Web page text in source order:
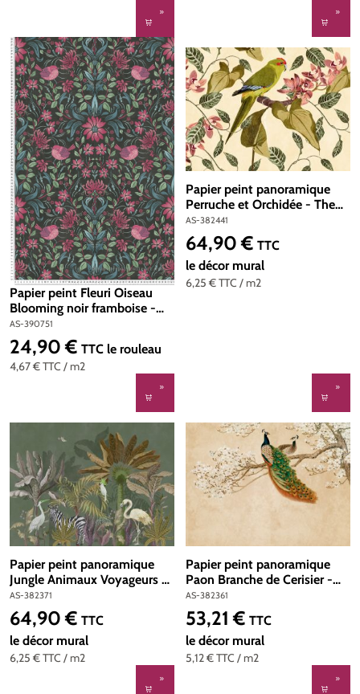
Papier peint Fleuri Oiseau
Blooming noir framboise -
Maison Charme d'A.S.
Création | Réf. AS-390751
AS-390751
4,67 €TTC / m2
Prix régulier :
24,90 € TTC le rouleau
Papier peint panoramique
Perruche et Orchidée - The
Wall d'A.S. Création | Réf. AS-
382441
AS-382441
6,25 €TTC / m2
Prix régulier :
64,90 € TTC
le décor mural
Papier peint panoramique
Jungle Animaux Voyageurs -
The Wall d'A.S. Création | Réf.
AS-382371
AS-382371
6,25 €TTC / m2
Prix régulier :
64,90 € TTC
le décor mural
Papier peint panoramique
Paon Branche de Cerisier -
The Wall d'A.S. Création | Réf.
AS-382361
AS-382361
5,12 €TTC / m2
Prix régulier :
53,21 € TTC
le décor mural